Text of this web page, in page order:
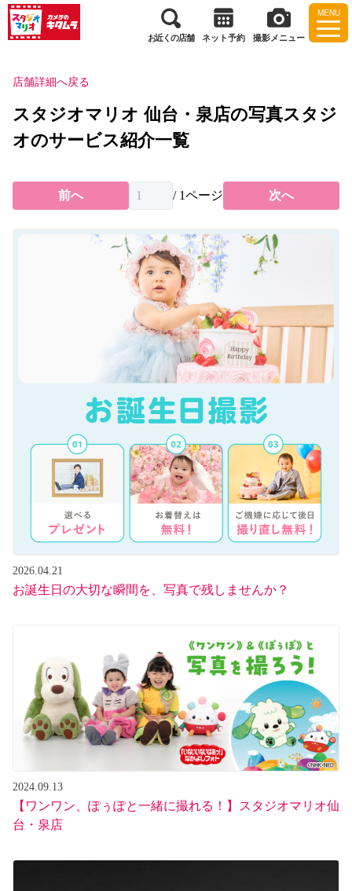
MENU
お近くの店舗 ネット予約 撮影メニュー
店舗詳細へ戻る
スタジオマリオ 仙台・泉店の写真スタジ
オのサービス紹介一覧
前へ / 1ページ 次へ
2026.04.21
お誕生日の大切な瞬間を、写真で残しませんか？
2024.09.13
【ワンワン、ぽぅぽと一緒に撮れる！】スタジオマリオ仙
台・泉店